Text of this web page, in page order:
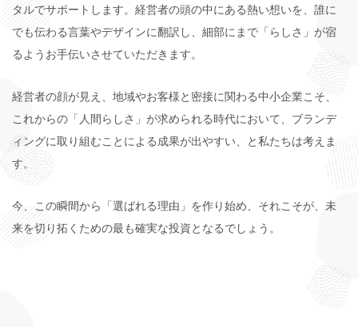
タルでサポートします。経営者の頭の中にある熱い想いを、誰に
でも伝わる言葉やデザインに翻訳し、細部にまで「らしさ」が宿
るようお手伝いさせていただきます。
経営者の顔が見え、地域やお客様と密接に関わる中小企業こそ、
これからの「人間らしさ」が求められる時代において、ブランデ
ィングに取り組むことによる成果が出やすい、と私たちは考えま
す。
今、この瞬間から「選ばれる理由」を作り始め、それこそが、未
来を切り拓くための最も確実な投資となるでしょう。